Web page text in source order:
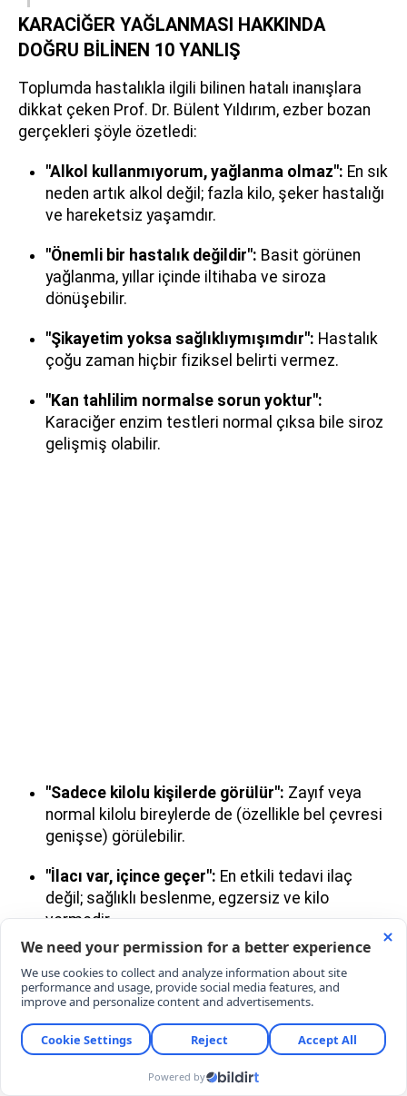
KARACİĞER YAĞLANMASI HAKKINDA
DOĞRU BİLİNEN 10 YANLIŞ
Toplumda hastalıkla ilgili bilinen hatalı inanışlara
dikkat çeken Prof. Dr. Bülent Yıldırım, ezber bozan
gerçekleri şöyle özetledi:
"Alkol kullanmıyorum, yağlanma olmaz": En sık
neden artık alkol değil; fazla kilo, şeker hastalığı
ve hareketsiz yaşamdır.
"Önemli bir hastalık değildir": Basit görünen
yağlanma, yıllar içinde iltihaba ve siroza
dönüşebilir.
"Şikayetim yoksa sağlıklıymışımdır": Hastalık
çoğu zaman hiçbir fiziksel belirti vermez.
"Kan tahlilim normalse sorun yoktur":
Karaciğer enzim testleri normal çıksa bile siroz
gelişmiş olabilir.
"Sadece kilolu kişilerde görülür": Zayıf veya
normal kilolu bireylerde de (özellikle bel çevresi
genişse) görülebilir.
"İlacı var, içince geçer": En etkili tedavi ilaç
değil; sağlıklı beslenme, egzersiz ve kilo
vermedir.
"Bitkisel ürünler karaciğeri temizler":
dolma bitkisel ürünler karaciğere zarar vererek
hastanelik edebilir.
"Kilo vermek işe yaramaz":
Vücut ağırlığının
büyük ölçüde azaltır.